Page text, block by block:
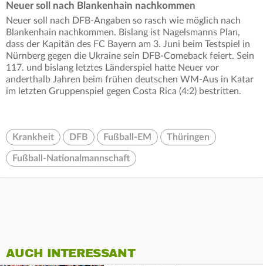
Neuer soll nach Blankenhain nachkommen
Neuer soll nach DFB-Angaben so rasch wie möglich nach
Blankenhain nachkommen. Bislang ist Nagelsmanns Plan,
dass der Kapitän des FC Bayern am 3. Juni beim Testspiel in
Nürnberg gegen die Ukraine sein DFB-Comeback feiert. Sein
117. und bislang letztes Länderspiel hatte Neuer vor
anderthalb Jahren beim frühen deutschen WM-Aus in Katar
im letzten Gruppenspiel gegen Costa Rica (4:2) bestritten.
Krankheit DFB Fußball-EM Thüringen
Fußball-Nationalmannschaft
AUCH INTERESSANT